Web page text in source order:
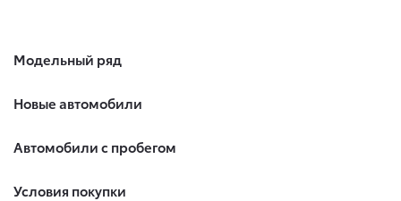
Модельный ряд
Новые автомобили
Автомобили с пробегом
Условия покупки